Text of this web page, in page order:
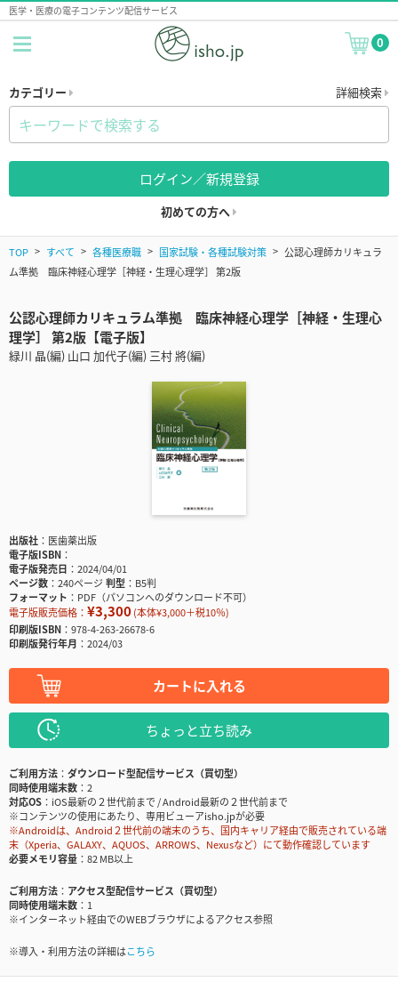
医学・医療の電子コンテンツ配信サービス
0
カテゴリー 詳細検索
ログイン／新規登録
初めての方へ
TOP すべて 各種医療職 国家試験・各種試験対策
公認心理師カリキュラ
ム準拠 臨床神経心理学［神経・生理心理学］ 第2版
公認心理師カリキュラム準拠 臨床神経心理学［神経・生理心
理学］ 第2版【電子版】
緑川 晶(編) 山口 加代子(編) 三村 將(編)
出版社
医歯薬出版
電子版ISBN
電子版発売日
2024/04/01
ページ数
240ページ判型
B5判
フォーマット
PDF（パソコンへのダウンロード不可）
電子版販売価格： ¥3,300(本体¥3,000＋税10％)
印刷版ISBN
978-4-263-26678-6
印刷版発行年月
2024/03
カートに入れる
ちょっと立ち読み
ご利用方法
ダウンロード型配信サービス（買切型）
同時使用端末数
2
対応OS
iOS最新の２世代前まで / Android最新の２世代前まで
※コンテンツの使用にあたり、専用ビューアisho.jpが必要
※Androidは、Android２世代前の端末のうち、国内キャリア経由で販売されている端
末（Xperia、GALAXY、AQUOS、ARROWS、Nexusなど）にて動作確認しています
必要メモリ容量
82 MB以上
ご利用方法
アクセス型配信サービス（買切型）
同時使用端末数
1
※インターネット経由でのWEBブラウザによるアクセス参照
※導入・利用方法の詳細はこちら